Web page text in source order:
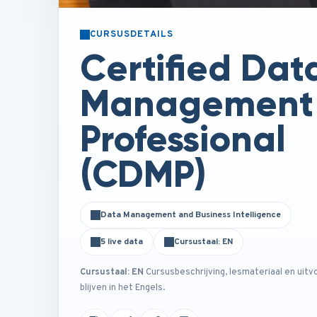
CURSUSDETAILS
Certified
Management
Professional
(CDMP)
Data Management and Business Intelligence
5 live data Cursustaal: EN
Cursustaal: EN Cursusbeschrijving, lesmateriaal en
blijven in het Engels.